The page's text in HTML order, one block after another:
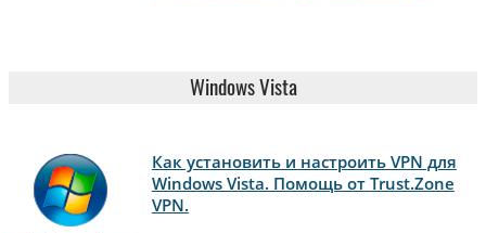
Windows Vista
Как установить и настроить VPN для
Windows Vista. Помощь от Trust.Zone
VPN.